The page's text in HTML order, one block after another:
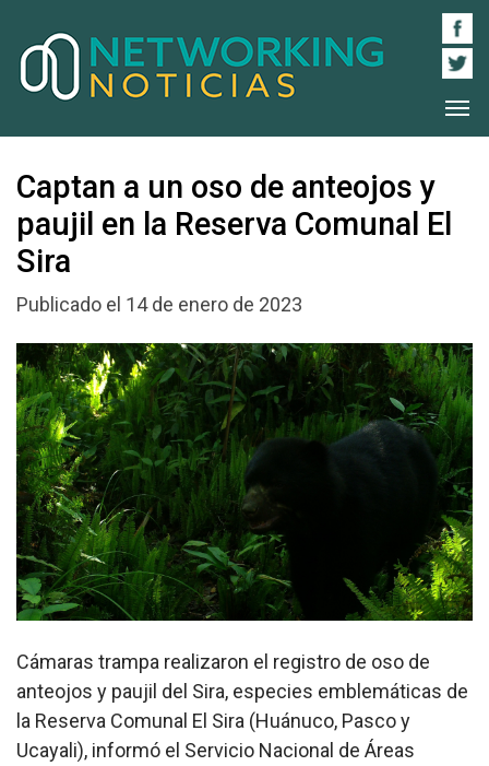
Captan a un oso de anteojos y
paujil en la Reserva Comunal El
Sira
Publicado el 14 de enero de 2023
Cámaras trampa realizaron el registro de oso de
anteojos y paujil del Sira, especies emblemáticas de
la Reserva Comunal El Sira (Huánuco, Pasco y
Ucayali), informó el Servicio Nacional de Áreas